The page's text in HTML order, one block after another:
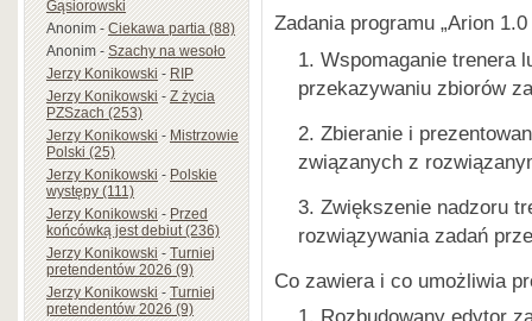
Gąsiorowski
Anonim-Ciekawa partia (88)
Anonim-Szachy na wesoło
Jerzy Konikowski-RIP
Jerzy Konikowski-Z życia
PZSzach (253)
Jerzy Konikowski-Mistrzowie
Polski (25)
Jerzy Konikowski-Polskie
występy (111)
Jerzy Konikowski-Przed
końcówką jest debiut (236)
Jerzy Konikowski-Turniej
pretendentów 2026 (9)
Jerzy Konikowski-Turniej
pretendentów 2026 (9)
Zadania programu „Arion
Wspomaganie trenera
przekazywaniu zbiorów
Zbieranie i
związanych z
Zwiększenie nadzoru
rozwiązywania zadań
Co zawiera i co umożliwia
Rozbudowany edytor